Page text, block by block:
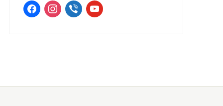
facebookinstagramviber youtube